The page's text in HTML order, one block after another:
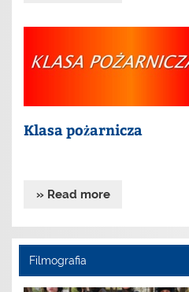
Klasa pożarnicza
» Read more
Filmografia